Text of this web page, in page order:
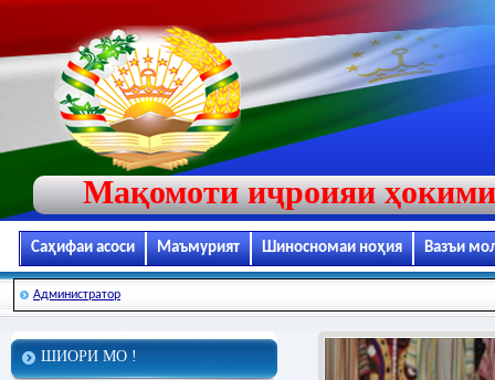
Мақомоти иҷроияи
Саҳифаи асоси Маъмурият Шиносномаи ноҳия Вазъи
Администратор
ШИОРИ МО !